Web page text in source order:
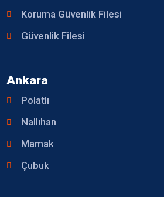
Koruma Güvenlik Filesi
Güvenlik Filesi
Ankara
Polatlı
Nallıhan
Mamak
Çubuk